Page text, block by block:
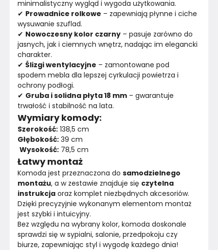
Konstrukcja frontów Płyta laminowana
Kolor Frontu Beżowy
Kolor Korpusu
Nóżki
Kolor nóżek
Liczba szuflad
Marka
Montaż Rozłożony
Rok produkcji 2025
minimalistyczny wygląd i wygoda użytkowania.
✔ Prowadnice rolkowe – zapewniają płynne i ciche
wysuwanie szuflad.
✔ Nowoczesny kolor czarny – pasuje zarówno do
jasnych, jak i ciemnych wnętrz, nadając im elegancki
charakter.
✔ Ślizgi wentylacyjne – zamontowane pod
spodem mebla dla lepszej cyrkulacji powietrza i
ochrony podłogi.
✔ Gruba i solidna płyta 18 mm – gwarantuje
trwałość i stabilność na lata.
Wymiary komody:
Szerokość: 138,5 cm
Głębokość: 39 cm
Wysokość: 78,5 cm
Łatwy montaż
Komoda jest przeznaczona do samodzielnego
montażu, a w zestawie znajduje się czytelna
instrukcja oraz komplet niezbędnych akcesoriów.
Dzięki precyzyjnie wykonanym elementom montaż
jest szybki i intuicyjny.
Bez względu na wybrany kolor, komoda doskonale
sprawdzi się w sypialni, salonie, przedpokoju czy
biurze, zapewniając styl i wygodę każdego dnia!